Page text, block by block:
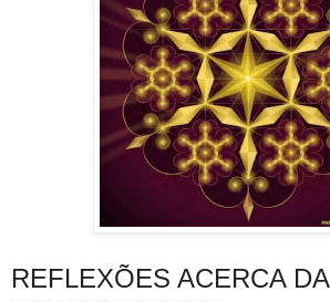
REFLEXÕES ACERCA DA